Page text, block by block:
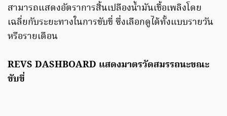
สามารถแสดงอัตราการสิ้นเปลืองน้ำมันเชื้อเพลิงโดย
เฉลี่ยกับระยะทางในการขับขี่ ซึ่งเลือกดูได้ทั้งแบบรายวัน
หรือรายเดือน
REVS DASHBOARD แสดงมาตรวัดสมรรถนะขณะ
ขับขี่